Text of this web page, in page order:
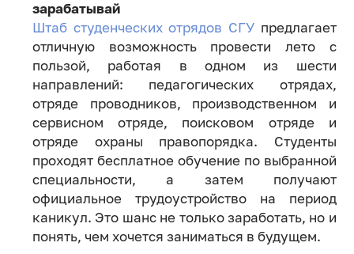
зарабатывай
Штаб студенческих отрядов СГУ предлагает
отличную возможность провести лето с
пользой, работая в одном из шести
направлений: педагогических отрядах,
отряде проводников, производственном и
сервисном отряде, поисковом отряде и
отряде охраны правопорядка. Студенты
проходят бесплатное обучение по выбранной
специальности, а затем получают
официальное трудоустройство на период
каникул. Это шанс не только заработать, но и
понять, чем хочется заниматься в будущем.